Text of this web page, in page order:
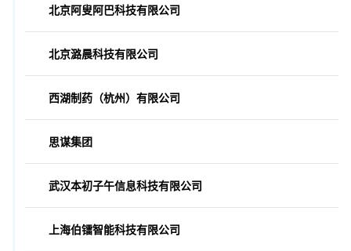
北京阿叟阿巴科技有限公司
北京潞晨科技有限公司
西湖制药（杭州）有限公司
思谋集团
武汉本初子午信息科技有限公司
上海伯镭智能科技有限公司